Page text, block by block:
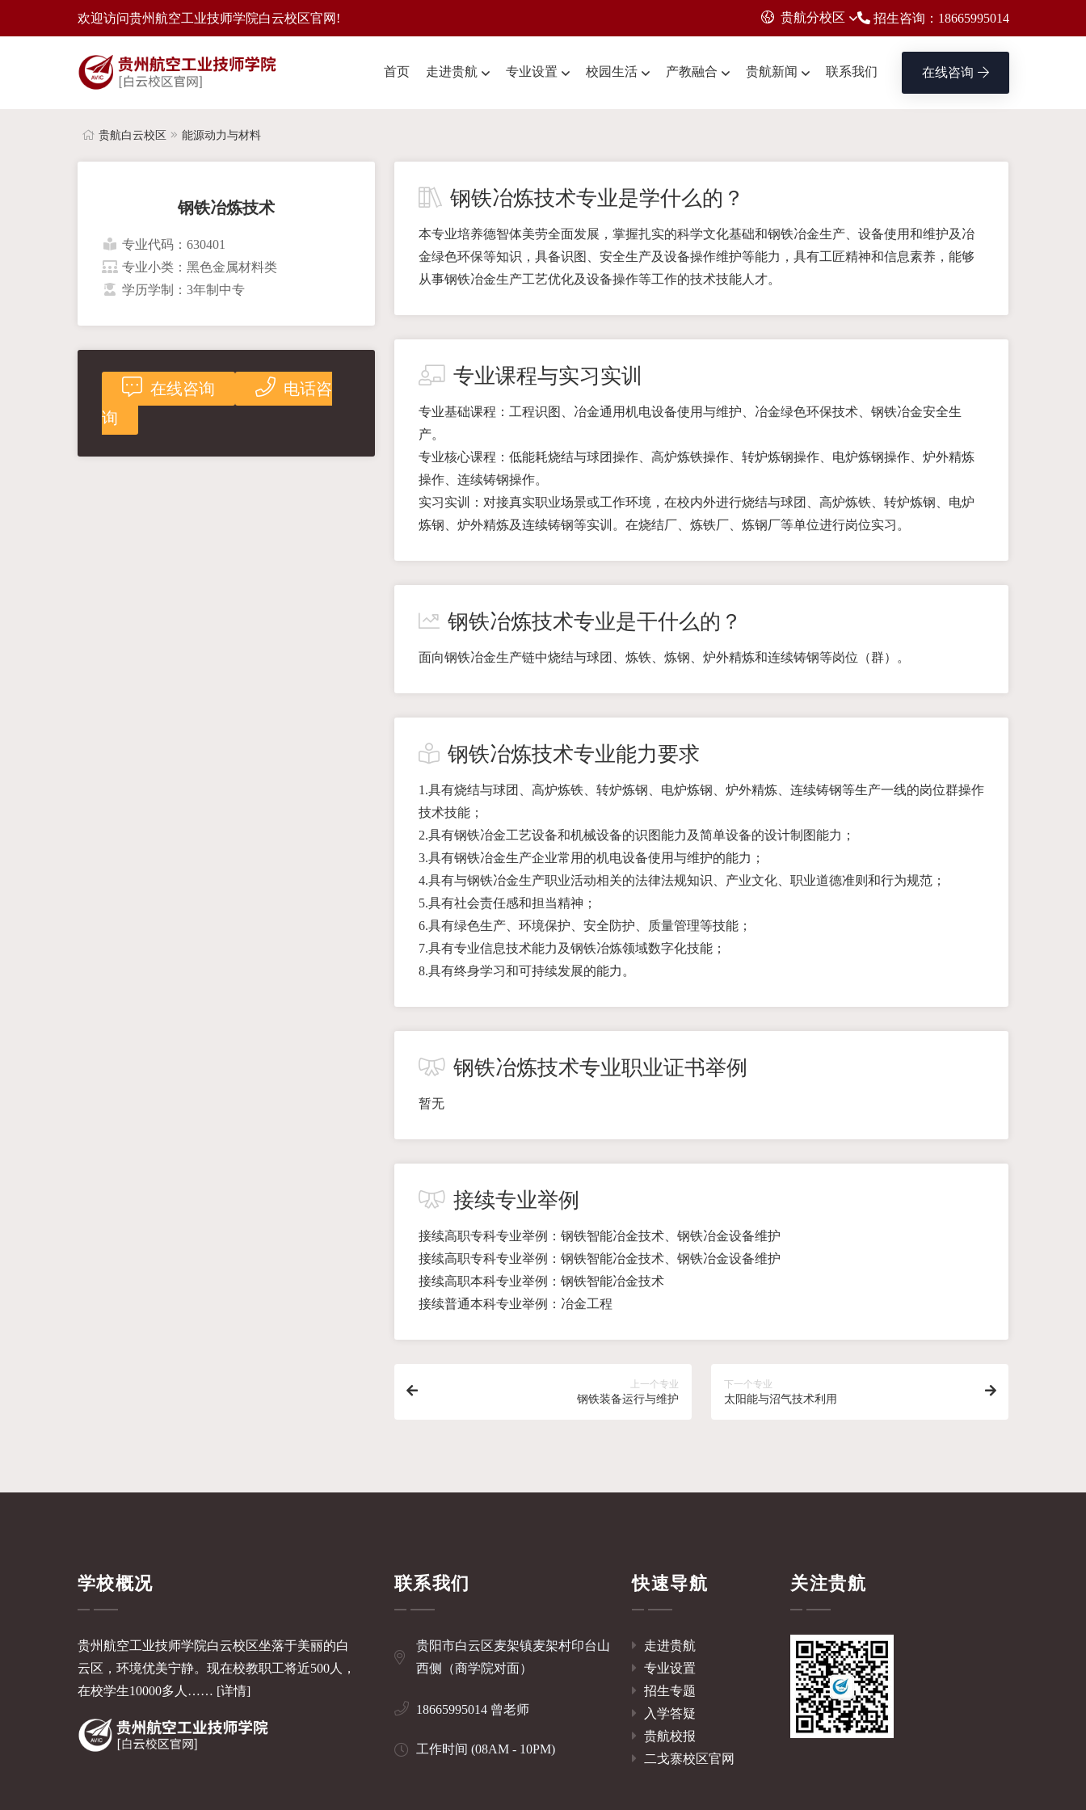
欢迎访问贵州航空工业技师学院白云校区官网! 贵航分校区 招生咨询：18665995014
首页 走进贵航 专业设置 校园生活 产教融合 贵航新闻 联系我们 在线咨询
贵航白云校区 能源动力与材料
钢铁冶炼技术
专业代码：630401
专业小类：黑色金属材料类
学历学制：3年制中专
在线咨询
电话咨
询
钢铁冶炼技术专业是学什么的？
本专业培养德智体美劳全面发展，掌握扎实的科学文化基础和钢铁冶金生产、设备使用和维护及冶
金绿色环保等知识，具备识图、安全生产及设备操作维护等能力，具有工匠精神和信息素养，能够
从事钢铁冶金生产工艺优化及设备操作等工作的技术技能人才。
专业课程与实习实训
专业基础课程：工程识图、冶金通用机电设备使用与维护、冶金绿色环保技术、钢铁冶金安全生
产。
专业核心课程：低能耗烧结与球团操作、高炉炼铁操作、转炉炼钢操作、电炉炼钢操作、炉外精炼
操作、连续铸钢操作。
实习实训：对接真实职业场景或工作环境，在校内外进行烧结与球团、高炉炼铁、转炉炼钢、电炉
炼钢、炉外精炼及连续铸钢等实训。在烧结厂、炼铁厂、炼钢厂等单位进行岗位实习。
钢铁冶炼技术专业是干什么的？
面向钢铁冶金生产链中烧结与球团、炼铁、炼钢、炉外精炼和连续铸钢等岗位（群）。
钢铁冶炼技术专业能力要求
1.具有烧结与球团、高炉炼铁、转炉炼钢、电炉炼钢、炉外精炼、连续铸钢等生产一线的岗位群操作
技术技能；
2.具有钢铁冶金工艺设备和机械设备的识图能力及简单设备的设计制图能力；
3.具有钢铁冶金生产企业常用的机电设备使用与维护的能力；
4.具有与钢铁冶金生产职业活动相关的法律法规知识、产业文化、职业道德准则和行为规范；
5.具有社会责任感和担当精神；
6.具有绿色生产、环境保护、安全防护、质量管理等技能；
7.具有专业信息技术能力及钢铁冶炼领域数字化技能；
8.具有终身学习和可持续发展的能力。
钢铁冶炼技术专业职业证书举例
暂无
接续专业举例
接续高职专科专业举例：钢铁智能冶金技术、钢铁冶金设备维护
接续高职专科专业举例：钢铁智能冶金技术、钢铁冶金设备维护
接续高职本科专业举例：钢铁智能冶金技术
接续普通本科专业举例：冶金工程
上一个专业
钢铁装备运行与维护
下一个专业
太阳能与沼气技术利用
学校概况
贵州航空工业技师学院白云校区坐落于美丽的白
云区，环境优美宁静。现在校教职工将近500人，
在校学生10000多人…… [详情]
联系我们
贵阳市白云区麦架镇麦架村印台山
西侧（商学院对面）
18665995014 曾老师
工作时间 (08AM - 10PM)
快速导航
走进贵航
专业设置
招生专题
入学答疑
贵航校报
二戈寨校区官网
关注贵航